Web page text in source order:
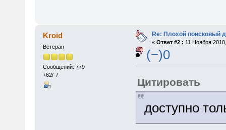
Kroid
Ветеран
Сообщений: 779
+62/-7
Re: Плохой поисковый
« Ответ #2 : 11 Ноября
(−)0
Цитировать
доступно